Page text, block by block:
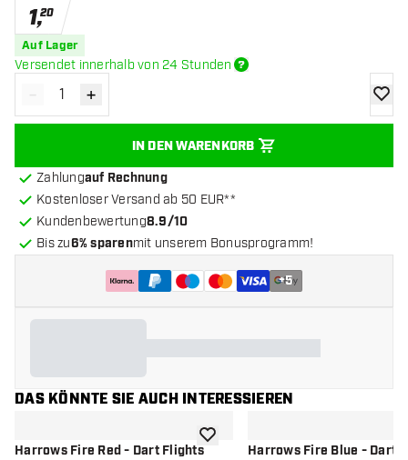
1,20
Auf Lager
Versendet innerhalb von 24 Stunden
Menge verringern
- Menge erhöhen
+
IN DEN WARENKORB
Zur
Zahlungauf Rechnung
Kostenloser Versand ab 50 EUR**
Kundenbewertung8.9/10
Bis zu6% sparenmit unserem Bonusprogramm!
+5
DAS KÖNNTE SIE AUCH INTERESSIEREN
Harrows Fire Red - Dart FlightsZur Wunschliste hinzufügen
Harrows Fire Blue - Dart